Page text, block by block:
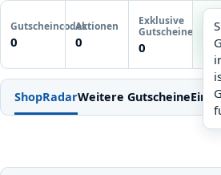
Gutscheincodes
0
Aktionen
0
Exklusive
Gutscheine
0
ShopRadarWeitere Gutscheine